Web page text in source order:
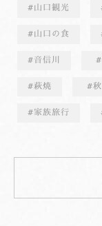
山口観光
山口の食
音信川
萩焼 秋
家族旅行